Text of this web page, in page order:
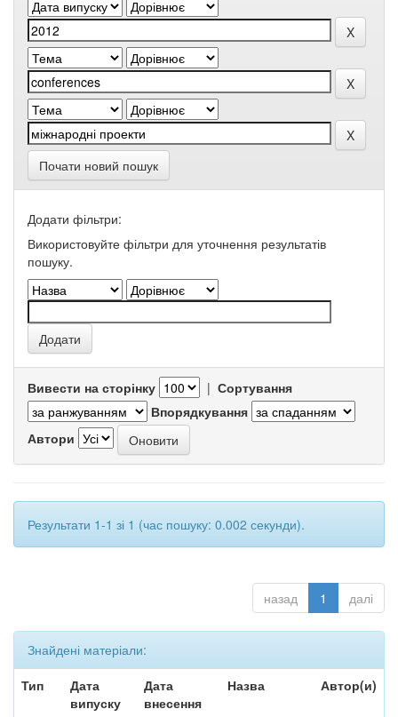
Почати новий пошук
Додати фільтри:
Використовуйте фільтри для уточнення результатів
пошуку.
Вивести на сторінку | Сортування
Впорядкування
Автори
Результати 1-1 зі 1 (час пошуку: 0.002 секунди).
назад 1 далі
Знайдені матеріали:
Тип
Дата
випуску
Дата
внесення
Назва Автор(и)